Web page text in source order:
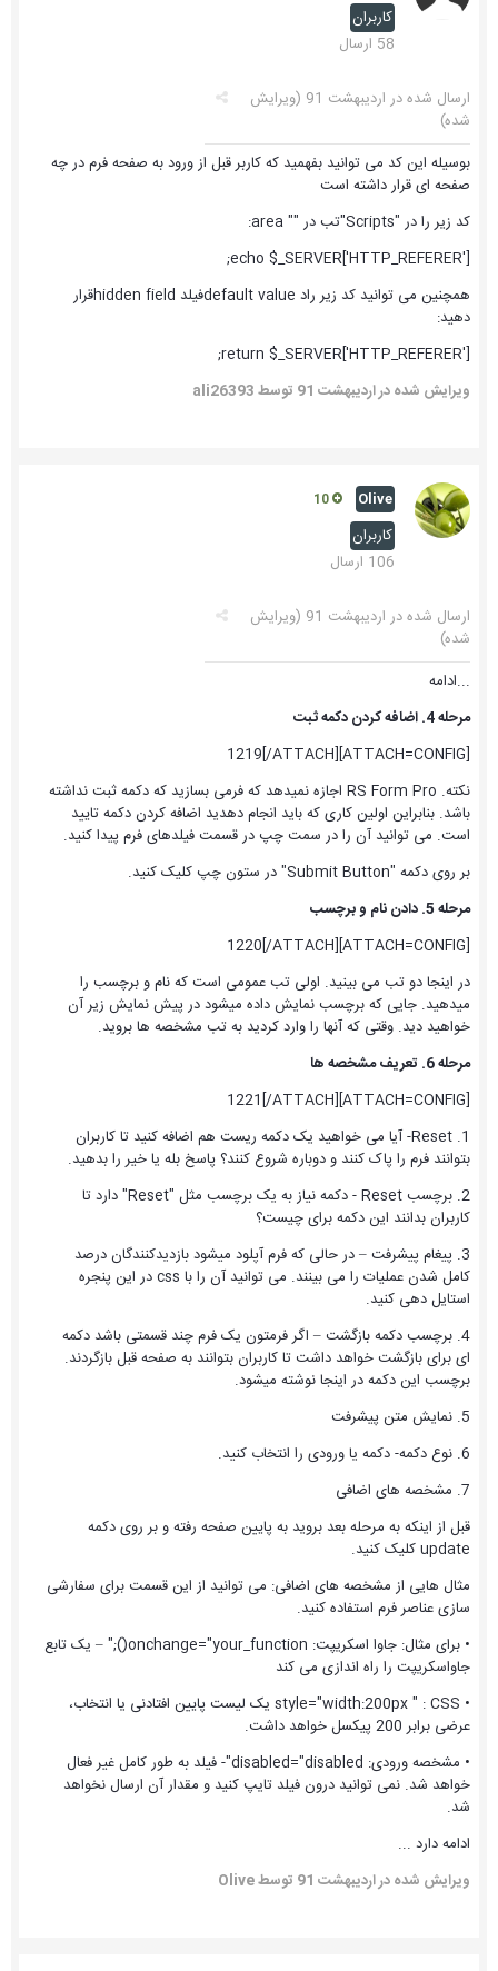
کاربران
58 ارسال
ارسال شده در اردیبهشت 91
(ویرایش
شده)
بوسیله این کد می توانید بفهمید که کاربر قبل از ورود به صفحه فرم در چه
صفحه ای قرار داشته است
کد زیر را در "Scripts"تب در "" area:
echo $_SERVER['HTTP_REFERER'];
همچنین می توانید کد زیر راد default valueفیلد hidden fieldقرار
دهید:
return $_SERVER['HTTP_REFERER'];
ویرایش شده دراردیبهشت 91 توسط ali26393
Olive
کاربران
106 ارسال
ارسال شده در اردیبهشت 91
(ویرایش
شده)
...ادامه
مرحله 4. اضافه کردن دکمه ثبت
[ATTACH=CONFIG]1219[/ATTACH]
نکته. RS Form Pro اجازه نمیدهد که فرمی بسازید که دکمه ثبت نداشته
باشد. بنابراین اولین کاری که باید انجام دهدید اضافه کردن دکمه تایید
است. می توانید آن را در سمت چپ در قسمت فیلدهای فرم پیدا کنید.
بر روی دکمه "Submit Button" در ستون چپ کلیک کنید.
مرحله 5. دادن نام و برچسب
[ATTACH=CONFIG]1220[/ATTACH]
در اینجا دو تب می بینید. اولی تب عمومی است که نام و برچسب را
میدهید. جایی که برچسب نمایش داده میشود در پیش نمایش زیر آن
خواهید دید. وقتی که آنها را وارد کردید به تب مشخصه ها بروید.
مرحله 6. تعریف مشخصه ها
[ATTACH=CONFIG]1221[/ATTACH]
1. Reset- آیا می خواهید یک دکمه ریست هم اضافه کنید تا کاربران
بتوانند فرم را پاک کنند و دوباره شروع کنند؟ پاسخ بله یا خیر را بدهید.
2. برچسب Reset - دکمه نیاز به یک برچسب مثل "Reset" دارد تا
کاربران بدانند این دکمه برای چیست؟
3. پیغام پیشرفت – در حالی که فرم آپلود میشود بازدیدکنندگان درصد
کامل شدن عملیات را می بینند. می توانید آن را با css در این پنجره
استایل دهی کنید.
4. برچسب دکمه بازگشت – اگر فرمتون یک فرم چند قسمتی باشد دکمه
ای برای بازگشت خواهد داشت تا کاربران بتوانند به صفحه قبل بازگردند.
برچسب این دکمه در اینجا نوشته میشود.
5. نمایش متن پیشرفت
6. نوع دکمه- دکمه یا ورودی را انتخاب کنید.
7. مشخصه های اضافی
قبل از اینکه به مرحله بعد بروید به پایین صفحه رفته و بر روی دکمه
update کلیک کنید.
مثال هایی از مشخصه های اضافی: می توانید از این قسمت برای سفارشی
سازی عناصر فرم استفاده کنید.
• برای مثال: جاوا اسکریپت: onchange="your_function();" – یک تابع
جاواسکریپت را راه اندازی می کند
• style="width:200px " : CSS یک لیست پایین افتادنی یا انتخاب،
عرضی برابر 200 پیکسل خواهد داشت.
• مشخصه ورودی: disabled="disabled"- فیلد به طور کامل غیر فعال
خواهد شد. نمی توانید درون فیلد تایپ کنید و مقدار آن ارسال نخواهد
شد.
ادامه دارد ...
ویرایش شده دراردیبهشت 91 توسط Olive